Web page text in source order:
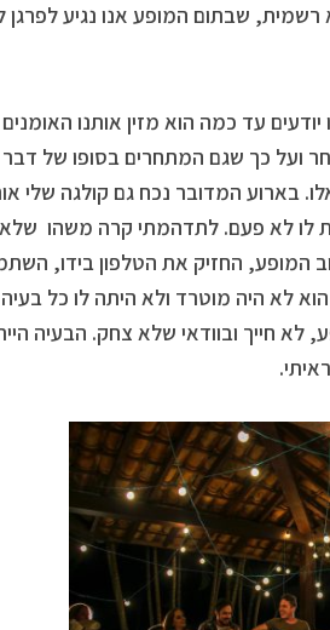
שבתום המופע אנו נגיע לפרגן
עד כמה הוא מזין אותנו האומנים
ועל כך שגם המתחרים בסופו של דבר
בארוע המדובר נכח גם קולגה שלי
לא פעם. לתדהמתי קרה משהו שלא
המופע, החזיק את הטלפון בידו,
לא היה מוטרד ולא היתה לו כל
לא חייך ובוודאי שלא צחק. הבעיה